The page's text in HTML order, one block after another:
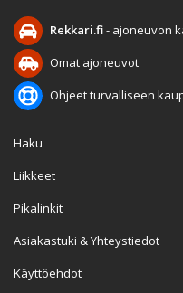
Rekkari.fi- ajoneuvon
Omat ajoneuvot
Ohjeet turvalliseen
Haku
Liikkeet
Pikalinkit
Asiakastuki & Yhteystiedot
Käyttöehdot